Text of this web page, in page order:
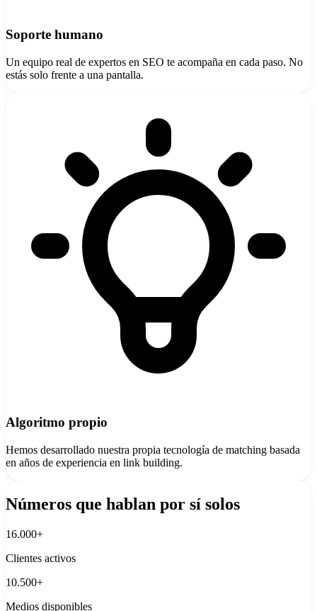
Soporte humano
Un equipo real de expertos en SEO te acompaña en cada paso. No
estás solo frente a una pantalla.
Algoritmo propio
Hemos desarrollado nuestra propia tecnología de matching basada
en años de experiencia en link building.
Números que hablan por sí solos
16.000+
Clientes activos
10.500+
Medios disponibles